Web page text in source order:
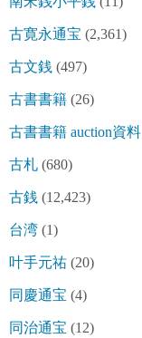
古寛永通宝 (2,361)
古文銭 (497)
古書書籍 (26)
古書書籍 auction資料
古札 (680)
古銭 (12,423)
台湾 (1)
叶手元祐 (20)
同慶通宝 (4)
同治通宝 (12)